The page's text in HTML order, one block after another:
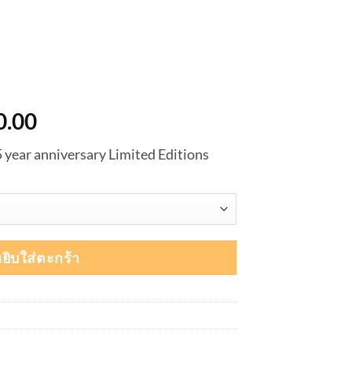
Current
is:
year anniversary Limited Editions
บใส่ตะกร้า